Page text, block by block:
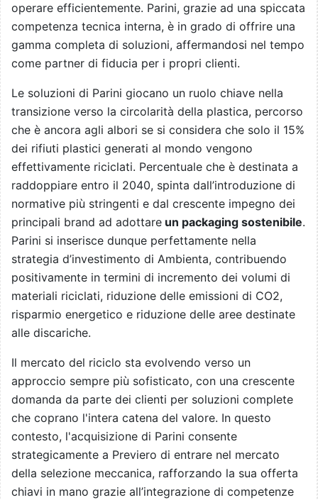
operare efficientemente. Parini, grazie ad una spiccata
competenza tecnica interna, è in grado di offrire una
gamma completa di soluzioni, affermandosi nel tempo
come partner di fiducia per i propri clienti.
Le soluzioni di Parini giocano un ruolo chiave nella
transizione verso la circolarità della plastica, percorso
che è ancora agli albori se si considera che solo il 15%
dei rifiuti plastici generati al mondo vengono
effettivamente riciclati. Percentuale che è destinata a
raddoppiare entro il 2040, spinta dall’introduzione di
normative più stringenti e dal crescente impegno dei
principali brand ad adottare un packaging sostenibile.
Parini si inserisce dunque perfettamente nella
strategia d’investimento di Ambienta, contribuendo
positivamente in termini di incremento dei volumi di
materiali riciclati, riduzione delle emissioni di CO2,
risparmio energetico e riduzione delle aree destinate
alle discariche.
Il mercato del riciclo sta evolvendo verso un
approccio sempre più sofisticato, con una crescente
domanda da parte dei clienti per soluzioni complete
che coprano l'intera catena del valore. In questo
contesto, l'acquisizione di Parini consente
strategicamente a Previero di entrare nel mercato
della selezione meccanica, rafforzando la sua offerta
chiavi in mano grazie all’integrazione di competenze